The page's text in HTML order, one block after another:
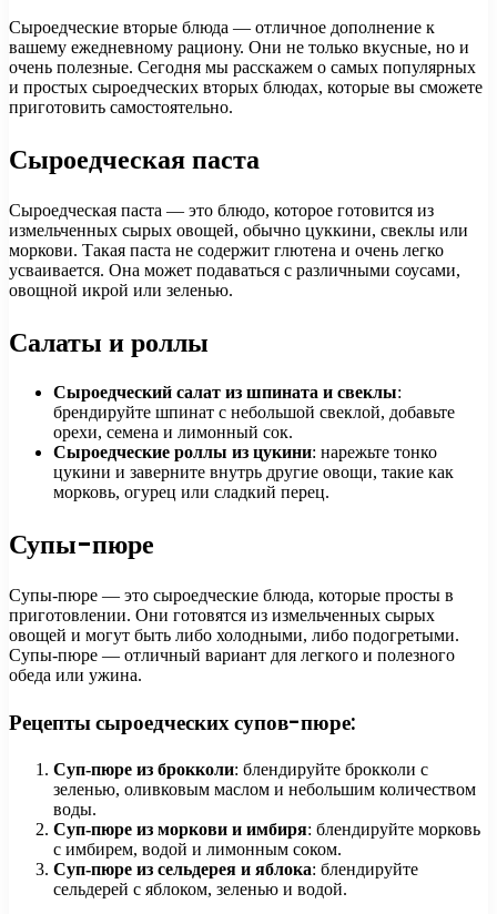
Сыроедческие вторые блюда — отличное дополнение к
вашему ежедневному рациону. Они не только вкусные, но и
очень полезные. Сегодня мы расскажем о самых популярных
и простых сыроедческих вторых блюдах, которые вы сможете
приготовить самостоятельно.
Сыроедческая паста
Сыроедческая паста — это блюдо, которое готовится из
измельченных сырых овощей, обычно цуккини, свеклы или
моркови. Такая паста не содержит глютена и очень легко
усваивается. Она может подаваться с различными соусами,
овощной икрой или зеленью.
Салаты и роллы
Сыроедческий салат из шпината и свеклы:
брендируйте шпинат с небольшой свеклой, добавьте
орехи, семена и лимонный сок.
Сыроедческие роллы из цукини: нарежьте тонко
цукини и заверните внутрь другие овощи, такие как
морковь, огурец или сладкий перец.
Супы-пюре
Супы-пюре — это сыроедческие блюда, которые просты в
приготовлении. Они готовятся из измельченных сырых
овощей и могут быть либо холодными, либо подогретыми.
Супы-пюре — отличный вариант для легкого и полезного
обеда или ужина.
Рецепты сыроедческих супов-пюре:
Суп-пюре из брокколи: блендируйте брокколи с
зеленью, оливковым маслом и небольшим количеством
воды.
Суп-пюре из моркови и имбиря: блендируйте морковь
с имбирем, водой и лимонным соком.
Суп-пюре из сельдерея и яблока: блендируйте
сельдерей с яблоком, зеленью и водой.